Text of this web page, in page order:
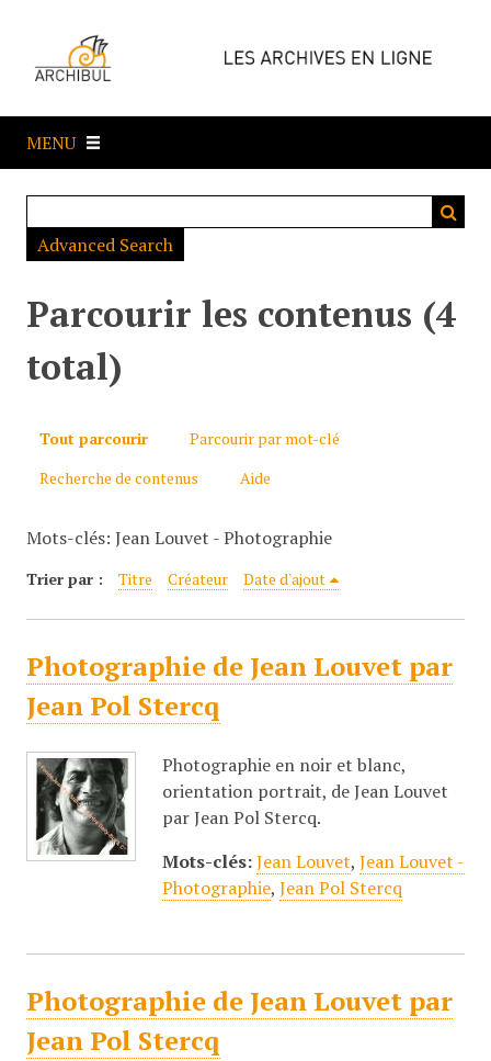
e
a
MENU
Advanced Search
Parcourir les contenus (4
total)
Tout parcourir
Parcourir par mot-clé
Recherche de contenus
Aide
Mots-clés: Jean Louvet - Photographie
Trier par : Titre Créateur Date d'ajout
Photographie de Jean Louvet par
Jean Pol Stercq
Photographie en noir et blanc,
orientation portrait, de Jean Louvet
par Jean Pol Stercq.
Mots-clés: Jean Louvet, Jean Louvet -
Photographie, Jean Pol Stercq
Photographie de Jean Louvet par
Jean Pol Stercq